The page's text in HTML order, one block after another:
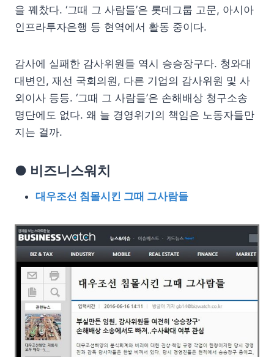
을 꿰찼다. ‘그때 그 사람들’은 롯데그룹 고문, 아시아
인프라투자은행 등 현역에서 활동 중이다.
감사에 실패한 감사위원들 역시 승승장구다. 청와대
대변인, 재선 국회의원, 다른 기업의 감사위원 및 사
외이사 등등. ‘그때 그 사람들’은 손해배상 청구소송
명단에도 없다. 왜 늘 경영위기의 책임은 노동자들만
지는 걸까.
● 비즈니스워치
대우조선 침몰시킨 그때 그사람들